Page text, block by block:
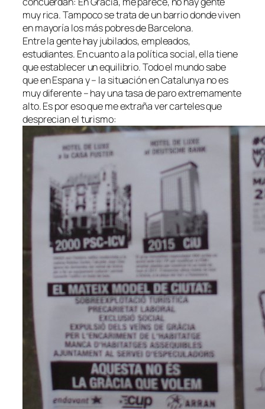
muy rica. Tampoco se trata de un barrio donde viven
en mayoría los más pobres de Barcelona.
Entre la gente hay jubilados, empleados,
estudiantes. En cuanto a la política social, ella tiene
que establecer un equilibrio. Todo el mundo sabe
que en Espana y – la situación en Catalunya no es
muy diferente – hay una tasa de paro extremamente
alto. Es por eso que me extraña ver carteles que
desprecian el turismo: